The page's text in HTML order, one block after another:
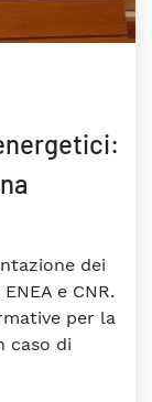
dei
e CNR.
per la
caso di